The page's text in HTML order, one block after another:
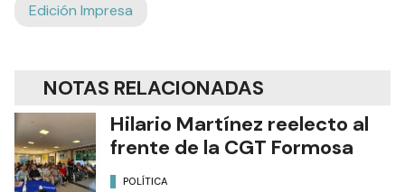
Edición Impresa
NOTAS RELACIONADAS
Hilario Martínez reelecto al
frente de la CGT Formosa
POLÍTICA